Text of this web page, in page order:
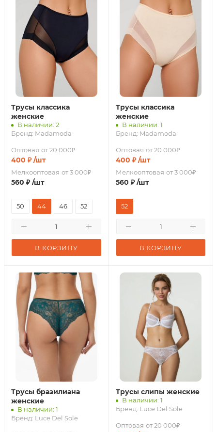
Трусы классика
женские
В наличии: 2
Бренд: Madamoda
Оптовая от 20 000₽
400 ₽ /шт
Мелкооптовая от 3 000₽
560 ₽ /шт
В КОРЗИНУ
50 44 46 52
Трусы классика
женские
В наличии: 1
Бренд: Madamoda
Оптовая от 20 000₽
400 ₽ /шт
Мелкооптовая от 3 000₽
560 ₽ /шт
В КОРЗИНУ
52
Трусы бразилиана
женские
В наличии: 1
Бренд: Luce Del Sole
Трусы слипы женские
В наличии: 1
Бренд: Luce Del Sole
Оптовая от 20 000₽